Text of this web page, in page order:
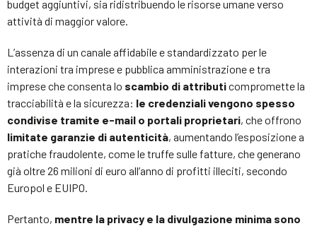
budget aggiuntivi, sia ridistribuendo le risorse umane verso
attività di maggior valore.
L’assenza di un canale affidabile e standardizzato per le
interazioni tra imprese e pubblica amministrazione e tra
imprese che consenta lo scambio di attributicompromette la
tracciabilità e la sicurezza: le credenziali vengono spesso
condivise tramite e-mail o portali proprietari, che offrono
limitate garanzie di autenticità, aumentando l’esposizione a
pratiche fraudolente, come le truffe sulle fatture, che generano
già oltre 26 milioni di euro all’anno di profitti illeciti, secondo
Europol e EUIPO.
Pertanto, mentre la privacy e la divulgazione minima sono